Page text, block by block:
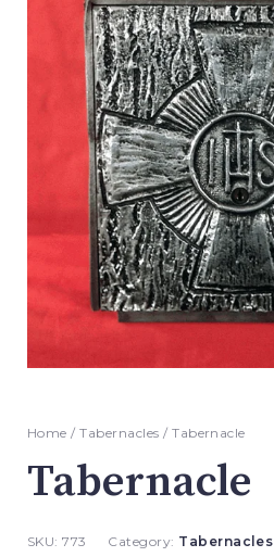
Home /Tabernacles / Tabernacle
Tabernacle
SKU:773 Category: Tabernacles